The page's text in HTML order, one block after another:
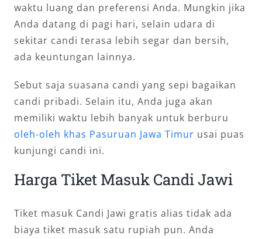
waktu luang dan preferensi Anda. Mungkin jika
Anda datang di pagi hari, selain udara di
sekitar candi terasa lebih segar dan bersih,
ada keuntungan lainnya.
Sebut saja suasana candi yang sepi bagaikan
candi pribadi. Selain itu, Anda juga akan
memiliki waktu lebih banyak untuk berburu
oleh-oleh khas Pasuruan Jawa Timur usai puas
kunjungi candi ini.
Harga Tiket Masuk Candi Jawi
Tiket masuk Candi Jawi gratis alias tidak ada
biaya tiket masuk satu rupiah pun. Anda